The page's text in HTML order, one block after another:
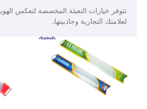
تتوفر خيارات التعبئة المخصصة لتعكس
لعلامتك التجارية وجاذبيتها.